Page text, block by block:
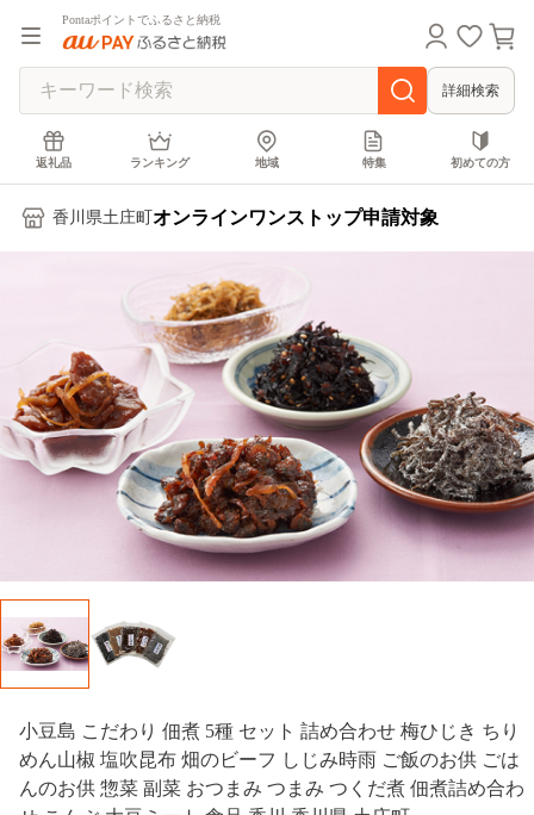
Pontaポイントでふるさと納税
詳細検索
返礼品 ランキング 地域 特集 初めての方
香川県土庄町 オンラインワンストップ申請対象
小豆島 こだわり 佃煮 5種 セット 詰め合わせ 梅ひじき ちり
めん山椒 塩吹昆布 畑のビーフ しじみ時雨 ご飯のお供 ごは
んのお供 惣菜 副菜 おつまみ つまみ つくだ煮 佃煮詰め合わ